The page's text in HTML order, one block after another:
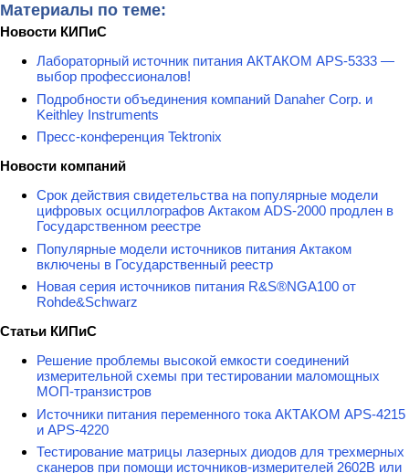
Материалы по теме:
Новости КИПиС
Лабораторный источник питания АКТАКОМ APS-5333 —
выбор профессионалов!
Подробности объединения компаний Danaher Corp. и
Keithley Instruments
Пресс-конференция Tektronix
Новости компаний
Срок действия свидетельства на популярные модели
цифровых осциллографов Актаком ADS-2000 продлен в
Государственном реестре
Популярные модели источников питания Актаком
включены в Государственный реестр
Новая серия источников питания R&S®NGA100 от
Rohde&Schwarz
Статьи КИПиС
Решение проблемы высокой емкости соединений
измерительной схемы при тестировании маломощных
МОП-транзистров
Источники питания переменного тока АКТАКОМ APS-4215
и APS-4220
Тестирование матрицы лазерных диодов для трехмерных
сканеров при помощи источников-измерителей 2602B или